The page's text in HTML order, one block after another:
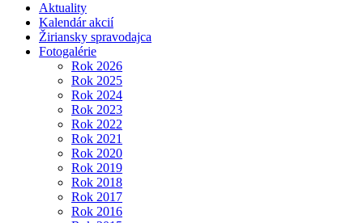
Aktuality
Kalendár akcií
Žiriansky spravodajca
Fotogalérie
Rok 2026
Rok 2025
Rok 2024
Rok 2023
Rok 2022
Rok 2021
Rok 2020
Rok 2019
Rok 2018
Rok 2017
Rok 2016